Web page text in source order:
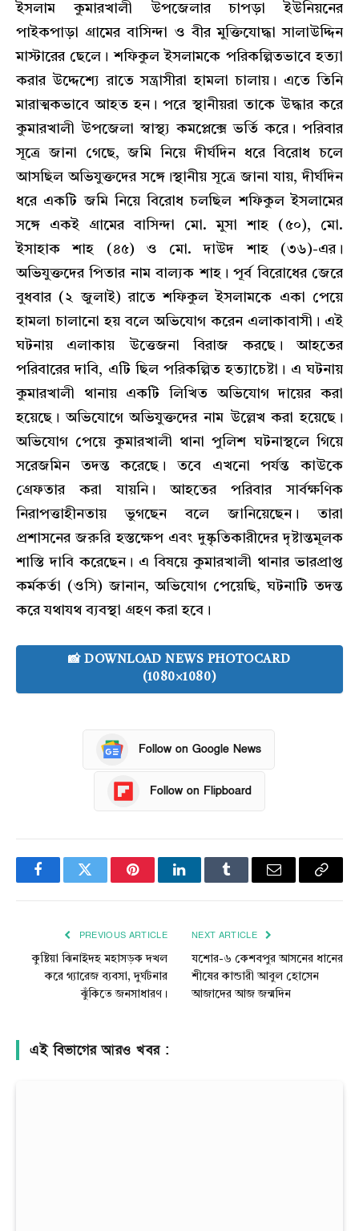
ইসলাম কুমারখালী উপজেলার চাপড়া ইউনিয়নের
পাইকপাড়া গ্রামের বাসিন্দা ও বীর মুক্তিযোদ্ধা সালাউদ্দিন
মাস্টারের ছেলে। শফিকুল ইসলামকে পরিকল্পিতভাবে হত্যা
করার উদ্দেশ্যে রাতে সন্ত্রাসীরা হামলা চালায়। এতে তিনি
মারাত্মকভাবে আহত হন। পরে স্থানীয়রা তাকে উদ্ধার করে
কুমারখালী উপজেলা স্বাস্থ্য কমপ্লেক্সে ভর্তি করে। পরিবার
সূত্রে জানা গেছে, জমি নিয়ে দীর্ঘদিন ধরে বিরোধ চলে
আসছিল অভিযুক্তদের সঙ্গে।স্থানীয় সূত্রে জানা যায়, দীর্ঘদিন
ধরে একটি জমি নিয়ে বিরোধ চলছিল শফিকুল ইসলামের
সঙ্গে একই গ্রামের বাসিন্দা মো. মুসা শাহ (৫০), মো.
ইসাহাক শাহ (৪৫) ও মো. দাউদ শাহ (৩৬)-এর।
অভিযুক্তদের পিতার নাম বাল্যক শাহ। পূর্ব বিরোধের জেরে
বুধবার (২ জুলাই) রাতে শফিকুল ইসলামকে একা পেয়ে
হামলা চালানো হয় বলে অভিযোগ করেন এলাকাবাসী। এই
ঘটনায় এলাকায় উত্তেজনা বিরাজ করছে। আহতের
পরিবারের দাবি, এটি ছিল পরিকল্পিত হত্যাচেষ্টা। এ ঘটনায়
কুমারখালী থানায় একটি লিখিত অভিযোগ দায়ের করা
হয়েছে। অভিযোগে অভিযুক্তদের নাম উল্লেখ করা হয়েছে।
অভিযোগ পেয়ে কুমারখালী থানা পুলিশ ঘটনাস্থলে গিয়ে
সরেজমিন তদন্ত করেছে। তবে এখনো পর্যন্ত কাউকে
গ্রেফতার করা যায়নি। আহতের পরিবার সার্বক্ষণিক
নিরাপত্তাহীনতায় ভুগছেন বলে জানিয়েছেন। তারা
প্রশাসনের জরুরি হস্তক্ষেপ এবং দুষ্কৃতিকারীদের দৃষ্টান্তমূলক
শাস্তি দাবি করেছেন। এ বিষয়ে কুমারখালী থানার ভারপ্রাপ্ত
কর্মকর্তা (ওসি) জানান, অভিযোগ পেয়েছি, ঘটনাটি তদন্ত
করে যথাযথ ব্যবস্থা গ্রহণ করা হবে।
📸 DOWNLOAD NEWS PHOTOCARD
(1080×1080)
Follow on Google News
Follow on Flipboard
FacebookTwitter PinterestLinkedInTumblr Email
Copy
PREVIOUS ARTICLE
কুষ্টিয়া ঝিনাইদহ মহাসড়ক দখল
করে গ্যারেজ ব্যবসা, দুর্ঘটনার
ঝুঁকিতে জনসাধারণ।
NEXT ARTICLE
যশোর-৬ কেশবপুর আসনের ধানের
শীষের কান্ডারী আবুল হোসেন
আজাদের আজ জন্মদিন
এই বিভাগের আরও খবর :